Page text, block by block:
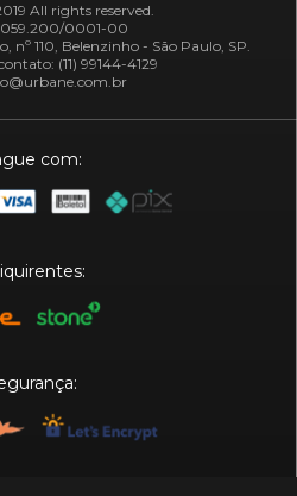
All rights reserved.
0001-00
nº 110, Belenzinho - São Paulo, SP.
(11) 99144-4129
com: